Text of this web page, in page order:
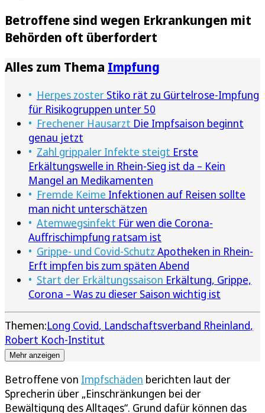
Betroffene sind wegen Erkrankungen mit
Behörden oft überfordert
Alles zum Thema Impfung
Herpes zoster Stiko rät zu Gürtelrose-Impfung
für Risikogruppen unter 50
Frechener Hausarzt Die Impfsaison beginnt
genau jetzt
Zahl grippaler Infekte steigt Erste
Erkältungswelle in Rhein-Sieg ist da – Kein
Mangel an Medikamenten
Fremde Keime Infektionen auf Reisen sollte
man nicht unterschätzen
Atemwegsinfekt Für wen die Corona-
Auffrischimpfung ratsam ist
Grippe- und Covid-Schutz Apotheken in Rhein-
Erft impfen bis zum späten Abend
Start der Erkältungssaison Erkältung, Grippe,
Corona – Was zu dieser Saison wichtig ist
Themen:Long Covid Landschaftsverband Rheinland
Robert Koch-Institut
Mehr anzeigen
Betroffene von Impfschäden berichten laut der
Sprecherin über „Einschränkungen bei der
Bewältigung des Alltages“. Grund dafür können das